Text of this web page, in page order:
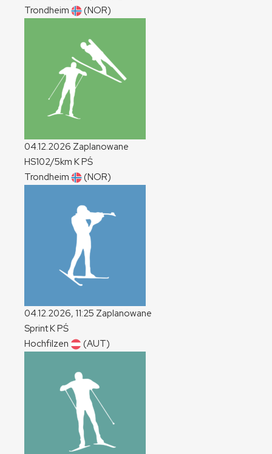
Trondheim
(NOR)
04.12.2026 Zaplanowane
HS102/5km KPŚ
Trondheim
(NOR)
04.12.2026, 11:25 Zaplanowane
SprintKPŚ
Hochfilzen
(AUT)